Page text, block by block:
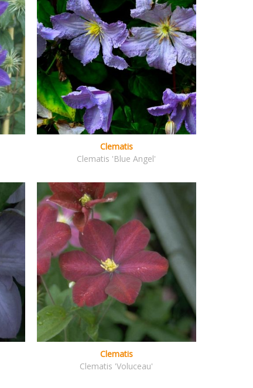
Clematis
Clematis 'Blue Angel'
Clematis
Clematis 'Voluceau'